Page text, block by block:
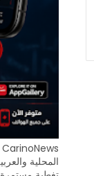
المحلية